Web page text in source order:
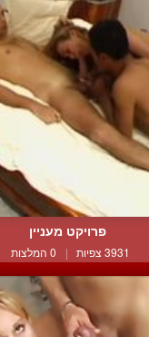
פרויקט מעניין
3931 צפיות | 0 המלצות